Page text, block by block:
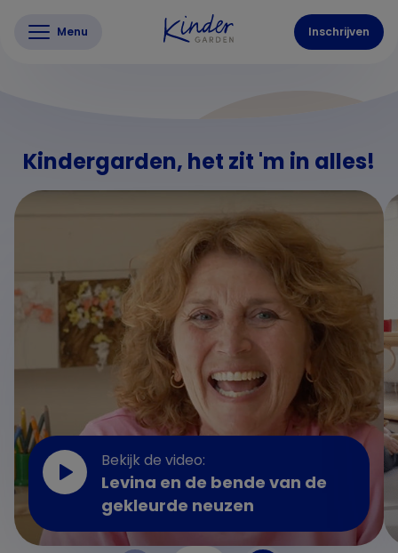
Menu Inschrijven
Kindergarden, het zit 'm in alles!
Bekijk de video:
Levina en de bende van de
gekleurde neuzen